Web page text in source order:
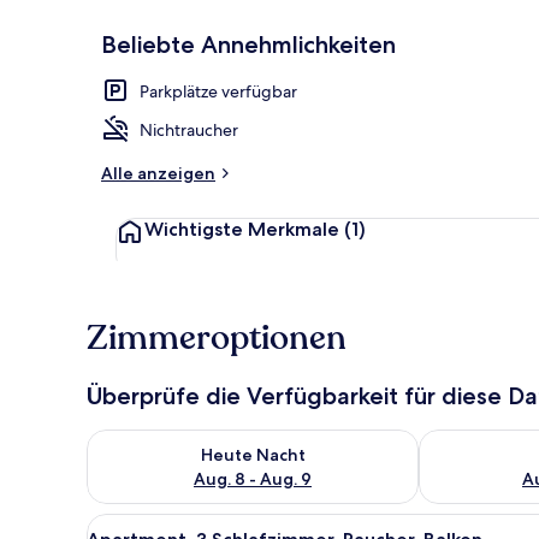
Apartment,
Beliebte Annehmlichkeiten
Parkplätze verfügbar
Nichtraucher
Alle anzeigen
Wichtigste Merkmale (1)
Zimmeroptionen
Überprüfe die Verfügbarkeit für diese
Heute Nacht
Aug. 8 - Aug. 9
Überprüfe die Verfügbarkeit für heute Nacht, Aug. 8
Überprüfe
Alle
Apartment, 3 Schlafzimmer,